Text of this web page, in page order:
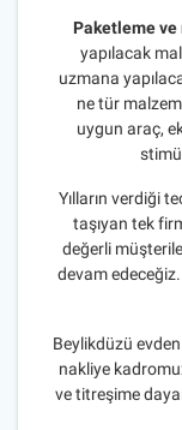
Paketleme ve
yapılacak
uzmana
ne tür
uygun araç,
Yılların verdiği
taşıyan tek
değerli
devam
Beylikdüzü
nakliye
ve titreşime